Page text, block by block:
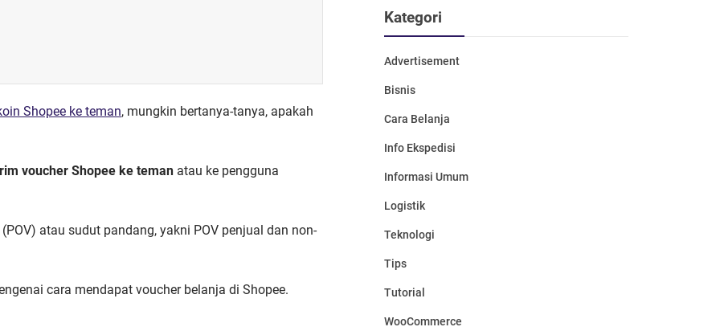
Shopee ke teman, mungkin bertanya-tanya, apakah
voucher Shopee ke teman atau ke pengguna
(POV) atau sudut pandang, yakni POV penjual dan non-
cara mendapat voucher belanja di Shopee.
Kategori
Advertisement
Bisnis
Cara Belanja
Info Ekspedisi
Informasi Umum
Logistik
Teknologi
Tips
Tutorial
WooCommerce